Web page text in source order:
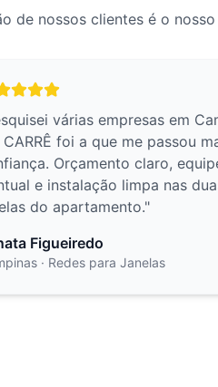
de nossos clientes é o
várias empresas em
CARRÊ foi a que me passou
Orçamento claro,
e instalação limpa nas
do apartamento."
Figueiredo
· Redes para Janelas